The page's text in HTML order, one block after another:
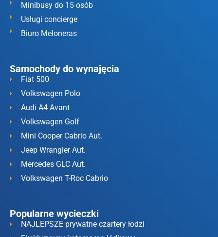
Minibusy do 15 osób
Usługi concierge
Biuro Meloneras
Samochody do wynajęcia
Fiat 500
Volkswagen Polo
Audi A4 Avant
Volkswagen Golf
Mini Cooper Cabrio Aut.
Jeep Wrangler Aut.
Mercedes GLC Aut.
Volkswagen T-Roc Cabrio
Popularne wycieczki
NAJLEPSZE prywatne czartery łodzi